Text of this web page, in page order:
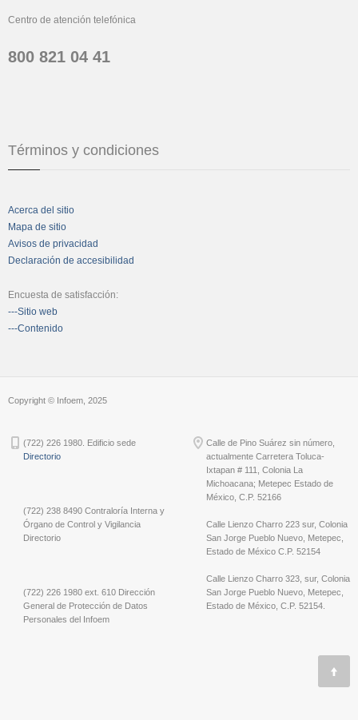
Centro de atención telefónica
800 821 04 41
Términos y condiciones
Acerca del sitio
Mapa de sitio
Avisos de privacidad
Declaración de accesibilidad
Encuesta de satisfacción:
---Sitio web
---Contenido
Copyright © Infoem, 2025
(722) 226 1980. Edificio sede
Directorio
(722) 238 8490 Contraloría Interna y
Órgano de Control y Vigilancia
Directorio
(722) 226 1980 ext. 610 Dirección
General de Protección de Datos
Personales del Infoem
Calle de Pino Suárez sin número,
actualmente Carretera Toluca-
Ixtapan # 111, Colonia La
Michoacana; Metepec Estado de
México, C.P. 52166
Calle Lienzo Charro 223 sur, Colonia
San Jorge Pueblo Nuevo, Metepec,
Estado de México C.P. 52154
Calle Lienzo Charro 323, sur, Colonia
San Jorge Pueblo Nuevo, Metepec,
Estado de México, C.P. 52154.